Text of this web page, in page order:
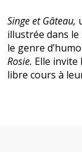
Singe et Gâteau,
illustrée dans le
le genre
Rosie. Elle invite
libre cours à